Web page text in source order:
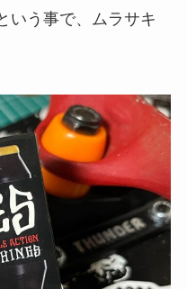
いう事で、ムラサキ